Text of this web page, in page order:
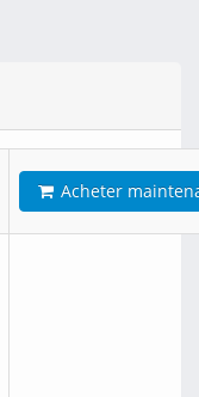
Acheter